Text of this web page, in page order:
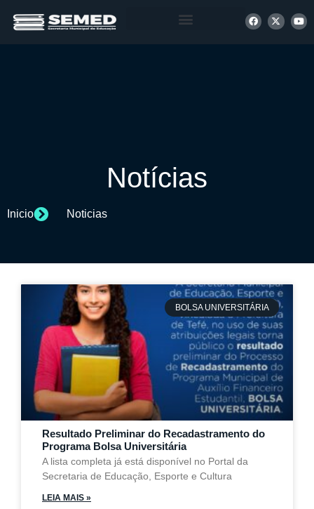
Notícias
Inicio Noticias
BOLSA UNIVERSITÁRIA
Resultado Preliminar do Recadastramento do
Programa Bolsa Universitária
A lista completa já está disponível no Portal da
Secretaria de Educação, Esporte e Cultura
LEIA MAIS »